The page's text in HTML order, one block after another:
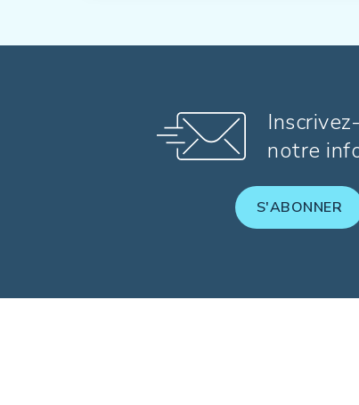
notre
S'ABONNER